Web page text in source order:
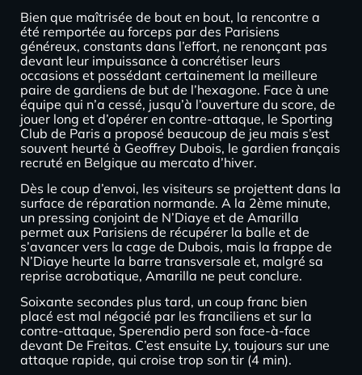
Bien que maîtrisée de bout en bout, la rencontre a
été remportée au forceps par des Parisiens
généreux, constants dans l’effort, ne renonçant pas
devant leur impuissance à concrétiser leurs
occasions et possédant certainement la meilleure
paire de gardiens de but de l’hexagone. Face à une
équipe qui n’a cessé, jusqu’à l’ouverture du score, de
jouer long et d’opérer en contre-attaque, le Sporting
Club de Paris a proposé beaucoup de jeu mais s’est
souvent heurté à Geoffrey Dubois, le gardien français
recruté en Belgique au mercato d’hiver.
Dès le coup d’envoi, les visiteurs se projettent dans la
surface de réparation normande. A la 2ème minute,
un pressing conjoint de N’Diaye et de Amarilla
permet aux Parisiens de récupérer la balle et de
s’avancer vers la cage de Dubois, mais la frappe de
N’Diaye heurte la barre transversale et, malgré sa
reprise acrobatique, Amarilla ne peut conclure.
Soixante secondes plus tard, un coup franc bien
placé est mal négocié par les franciliens et sur la
contre-attaque, Sperendio perd son face-à-face
devant De Freitas. C’est ensuite Ly, toujours sur une
attaque rapide, qui croise trop son tir (4 min).